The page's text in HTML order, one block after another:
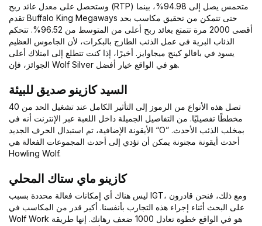
وستحصل على معدل عائد ربح (RTP) متحمس يصل إلى 94.98%، بينما
تقدم Buffalo King Megaways حتى تتمكن من تحقيق مكاسب بحد
أقصى 2000 مرة تتمتع بعائد ربح أعلى من المتوسط ​​من 96.52%. تتحكم
الذئاب البرية في عمل الذئب الطازج بالبكرات، لأن الجاموس العظيم
يسود في بافالو كينج ميجاوايز. أخيرًا، إذا كنت تتطلع إلى امتلاك أعلى
الجوائز، فإن Wolf Silver هو في الواقع خيار أفضل.
السيد كازينو صديق للبيئة
تصل هذه الأنواع من الرموز إلى التأثير الكامل عند تشغيل الحد من 40
مخططًا تفصيليًا. من التفاصيل الجميلة داخل اللعبة عبر الإنترنت أنه في
الأيقونة الإضافية، تم استبدال الحرف الجديد “O” بمخلب الذئب الأحدث.
أحدث أيقونة مجنونة يمكن أن تؤدي إلى أحدث المجموعات الفعالة هي
Howling Wolf.
كازينو ماي ستاك المحلي
ليس هناك أي إمكانات فعالة محددة بسبب IGT، ومع ذلك، فنحن قادرون
على البحث أثناء إجراء هذه التجارب بأنفسنا. أكبر قدر من المكاسب في
Wolf Work هو في الواقع خطوة تعادل 1000 ضعف رهانك. إنها طريقة